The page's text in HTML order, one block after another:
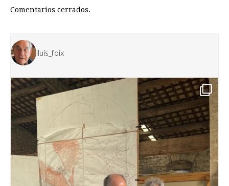
Comentarios cerrados.
lluis_foix